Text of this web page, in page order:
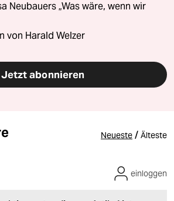
Neubauers „Was wäre, wenn wir
von Harald Welzer
Jetzt abonnieren
Neueste / Älteste
einloggen